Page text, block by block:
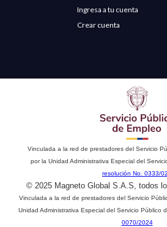
Ingresa a tu cuenta
Crear cuenta
Vinculada a la red de prestadores del Servicio
por la Unidad Administrativa Especial del
resolución No. 0333/
© 2025 Magneto Global S.A.S, todos
Vinculada a la red de prestadores del Servicio
Unidad Administrativa Especial del Servicio Público
0070/2024